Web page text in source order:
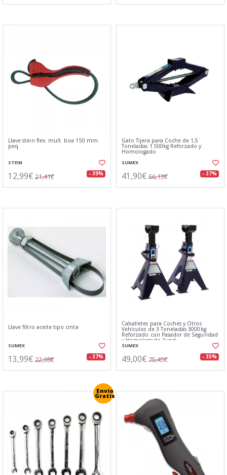
Llave stein flex. mult. boa 150 mm.
peq.
STEIN
12,99€ 21,41€ - 39%
Gato Tijera para Coche de 1,5
Toneladas 1.500kg Reforzado y
Homologado
SUMEX
41,90€ 66,13€ - 37%
Llave filtro aceite tipo cinta
SUMEX
13,99€ 22,08€ - 37%
Caballetes para Coches y Otros
Vehículos de 3 Toneladas 3000kg
Reforzado con Pasador de Seguridad
y Homologado 2und
SUMEX
49,00€ 75,45€ - 35%
Envío
Gratis